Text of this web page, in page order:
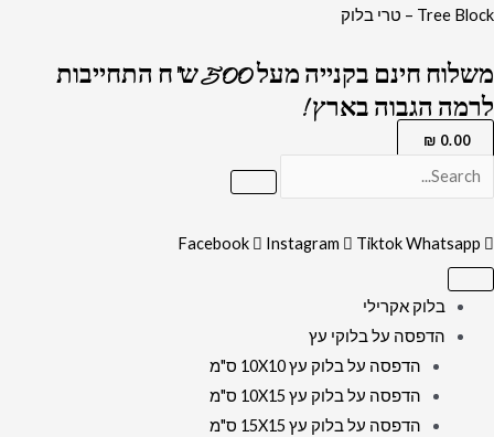
דילוג
Tree Block – טרי בלוק
משלוח חינם בקנייה מעל 500 ש"ח התחייבות
לרמה הגבוה בארץ !
0.00
₪
Facebook Instagram TiktokWhatsapp
בלוק אקרילי
הדפסה על בלוקי עץ
הדפסה על בלוק עץ 10X10 ס"מ
הדפסה על בלוק עץ 10X15 ס"מ
הדפסה על בלוק עץ 15X15 ס"מ
כמות
2848
–
בלוק
ברכת
בגווני
לבן